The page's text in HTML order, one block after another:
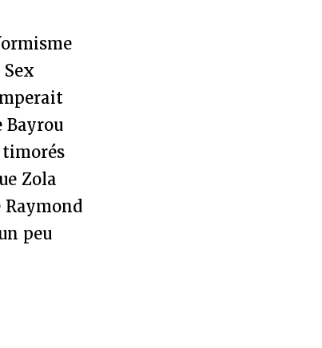
Bayrou
Zola
Raymond
peu